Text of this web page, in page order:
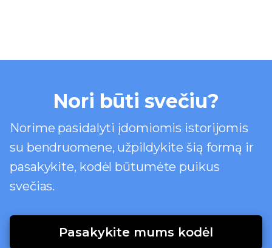
Nori būti svečiu?
Norime pasidalyti įdomiomis istorijomis
su bendruomene, užpildykite šią formą ir
pasakykite, kodėl būtumėte puikus
svečias.
Pasakykite mums kodėl